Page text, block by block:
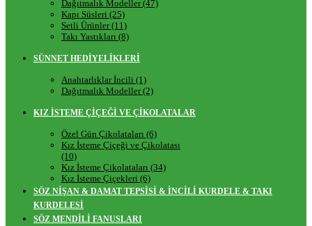
Dağıtmalık Modeller (47)
Kapı Süsleri (25)
Setli Ürünler (11)
Takı Yastıkları (8)
SÜNNET HEDİYELİKLERİ
Anahtarlıklar İncili (1)
Dağıtmalık Modeller (2)
KIZ İSTEME ÇİÇEĞİ VE ÇİKOLATALAR
Özel Gün Çikolataları (6)
Kız İsteme Çiçeği ve Çikolatası
(10)
Kız İsteme Çikolataları (34)
Kız İsteme Çiçekleri (6)
SÖZ NİŞAN & DAMAT TEPSİSİ & İNCİLİ KURDELE & TAKI
KURDELESİ
SÖZ MENDİLİ FANUSLARI